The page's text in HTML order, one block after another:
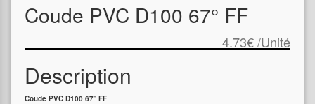
Coude PVC D100 67° FF
4.73€/Unité
Description
Coude PVC D100 67° FF